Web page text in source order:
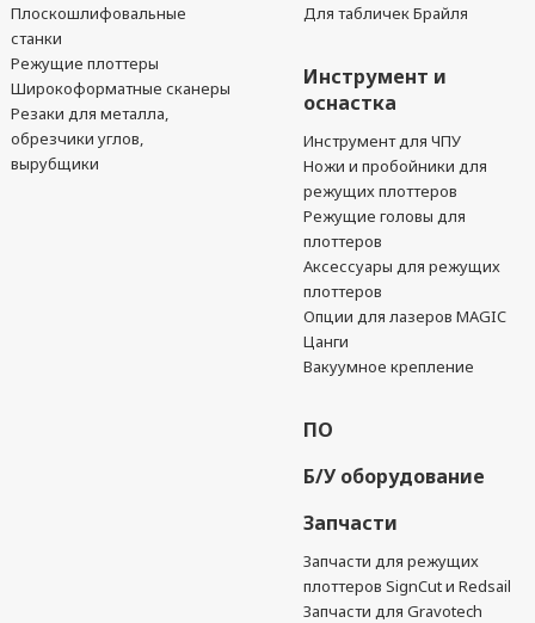
Плоскошлифовальные
станки
Режущие плоттеры
Широкоформатные сканеры
Резаки для металла,
обрезчики углов,
вырубщики
Для табличек Брайля
Инструмент и
оснастка
Инструмент для ЧПУ
Ножи и пробойники для
режущих плоттеров
Режущие головы для
плоттеров
Аксессуары для режущих
плоттеров
Опции для лазеров MAGIC
Цанги
Вакуумное крепление
ПО
Б/У оборудование
Запчасти
Запчасти для режущих
плоттеров SignCut и Redsail
Запчасти для Gravotech